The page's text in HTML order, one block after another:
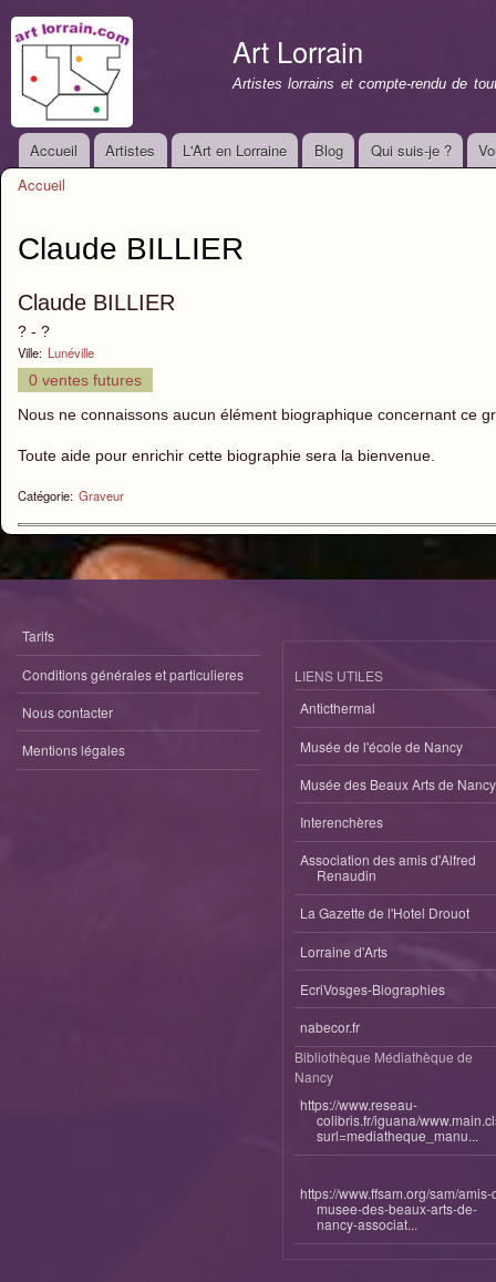
Art Lorrain
Artistes lorrains et compte-rendu de
Menu principal
Accueil Artistes L'Art en Lorraine Blog Qui suis-je ?
Accueil
Claude BILLIER
Claude BILLIER
? - ?
Ville: Lunéville
0 ventes futures
Nous ne connaissons aucun élément biographique concernant ce
Toute aide pour enrichir cette biographie sera la bienvenue.
Catégorie: Graveur
Tarifs
Conditions générales et particulieres
Nous contacter
Mentions légales
LIENS UTILES
Anticthermal
Musée de l'école de Nancy
Musée des Beaux Arts de Nancy
Interenchères
Association des amis d'Alfred
Renaudin
La Gazette de l'Hotel Drouot
Lorraine d'Arts
EcriVosges-Biographies
nabecor.fr
Bibliothèque Médiathèque de
Nancy
https://www.reseau-
colibris.fr/iguana/
surl=mediatheque_manu...
https://www.ffsam.org/sam/amis-
musee-des-beaux-arts-de-
nancy-associat...